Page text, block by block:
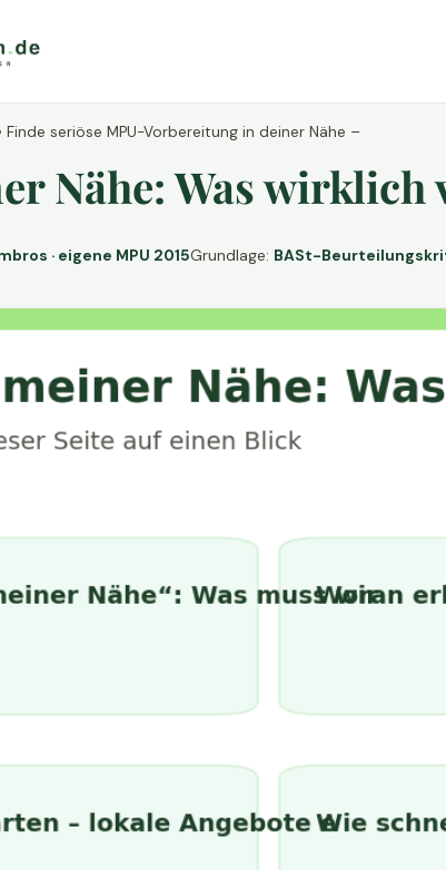
› Finde seriöse MPU-Vorbereitung in deiner Nähe –
Nähe: Was
· eigene MPU 2015Grundlage: BASt-